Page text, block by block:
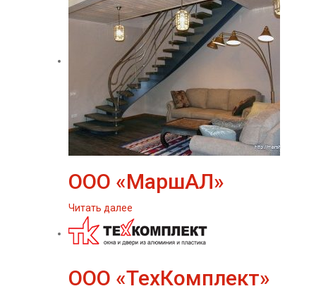
ООО «МаршАЛ»
Читать далее
ООО «ТехКомплект»